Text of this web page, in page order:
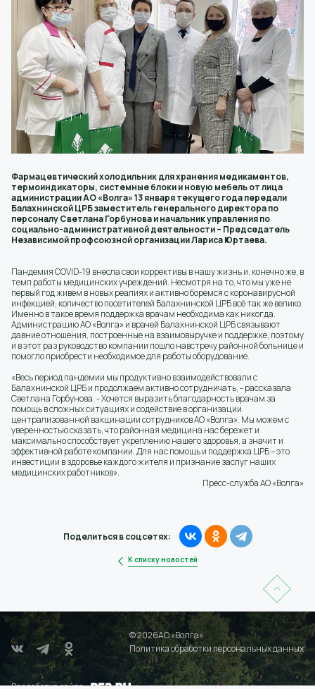
Фармацевтический холодильник для хранения медикаментов,
термоиндикаторы, системные блоки и новую мебель от лица
администрации АО «Волга» 13 января текущего года передали
Балахнинской ЦРБ заместитель генерального директора по
персоналу Светлана Горбунова и начальник управления по
социально-административной деятельности – Председатель
Независимой профсоюзной организации Лариса Юртаева.
Пандемия COVID-19 внесла свои коррективы в нашу жизнь и, конечно же, в
темп работы медицинских учреждений. Несмотря на то, что мы уже не
первый год живем в новых реалиях и активно боремся с коронавирусной
инфекцией, количество посетителей Балахнинской ЦРБ всё так же велико.
Именно в такое время поддержка врачам необходима как никогда.
Администрацию АО «Волга» и врачей Балахнинской ЦРБ связывают
давние отношения, построенные на взаимовыручке и поддержке, поэтому
и в этот раз руководство компании пошло навстречу районной больнице и
помогло приобрести необходимое для работы оборудование.
«Весь период пандемии мы продуктивно взаимодействовали с
Балахнинской ЦРБ и продолжаем активно сотрудничать, - рассказала
Светлана Горбунова. - Хочется выразить благодарность врачам за
помощь в сложных ситуациях и содействие в организации
централизованной вакцинации сотрудников АО «Волга». Мы можем с
уверенностью сказать, что районная медицина нас бережет и
максимально способствует укреплению нашего здоровья, а значит и
эффективной работе компании. Для нас помощь и поддержка ЦРБ – это
инвестиции в здоровье каждого жителя и признание заслуг наших
медицинских работников».
Пресс-служба АО «Волга»
К списку новостей
Поделиться в соцсетях:
© 2026АО «Волга»
Политика обработки персональных данных
Разработка сайта